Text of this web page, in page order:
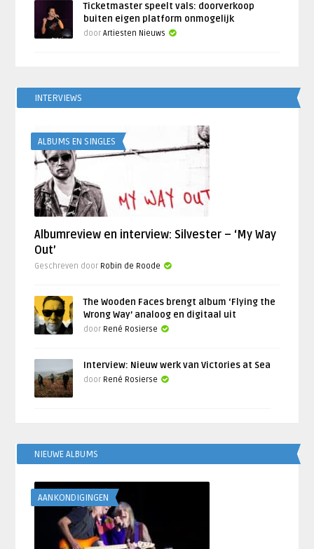
Ticketmaster speelt vals: doorverkoop
buiten eigen platform onmogelijk
doorArtiesten Nieuws
INTERVIEWS
ALBUMS EN SINGLES
Albumreview en interview: Silvester – ‘My Way
Out’
Geschreven door Robin de Roode
The Wooden Faces brengt album ‘Flying the
Wrong Way’ analoog en digitaal uit
door René Rosierse
Interview: Nieuw werk van Victories at Sea
door René Rosierse
NIEUWE ALBUMS
AANKONDIGINGEN